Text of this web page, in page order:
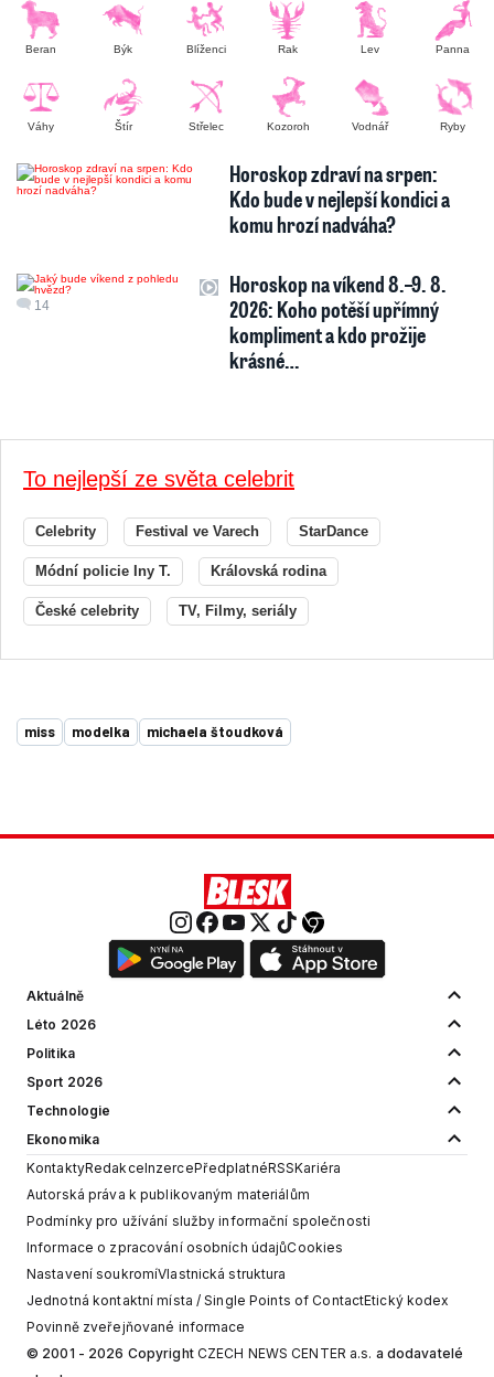
Beran Býk Blíženci Rak Lev Panna
Váhy Štír Střelec Kozoroh Vodnář Ryby
Horoskop zdraví na srpen:
Kdo bude v nejlepší kondici a
komu hrozí nadváha?
14
Horoskop na víkend 8.–9. 8.
2026: Koho potěší upřímný
kompliment a kdo prožije
krásné…
To nejlepší ze světa celebrit
Celebrity Festival ve Varech StarDance
Módní policie Iny T. Královská rodina
České celebrity TV, Filmy, seriály
miss modelka michaela štoudková
Aktuálně
Léto 2026
Politika
Sport 2026
Technologie
Ekonomika
KontaktyRedakceInzercePředplatnéRSSKariéra
Autorská práva k publikovaným materiálům
Podmínky pro užívání služby informační společnosti
Informace o zpracování osobních údajůCookies
Nastavení soukromíVlastnická struktura
Jednotná kontaktní místa / Single Points of ContactEtický kodex
Povinně zveřejňované informace
© 2001 - 2026 Copyright CZECH NEWS CENTER a.s. a dodavatelé